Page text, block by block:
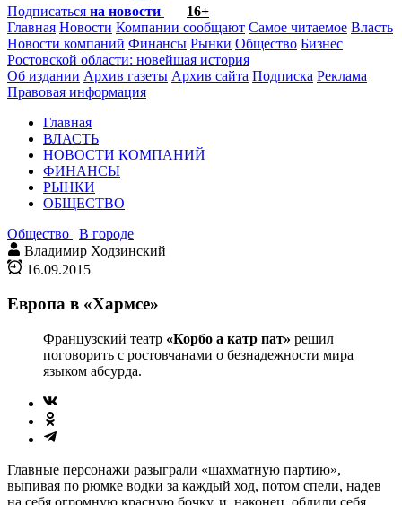
Подписаться на новости
16+
Главная Новости Компании сообщают Самое читаемое Власть
Новости компаний Финансы Рынки Общество Бизнес
Ростовской области: новейшая история
Об издании Архив газеты Архив сайта Подписка Реклама
Правовая информация
Главная
ВЛАСТЬ
НОВОСТИ КОМПАНИЙ
ФИНАНСЫ
РЫНКИ
ОБЩЕСТВО
Общество | В городе
Владимир Ходзинский
16.09.2015
Европа в «Хармсе»
Французский театр «Корбо а катр пат» решил
поговорить с ростовчанами о безнадежности мира
языком абсурда.
Главные персонажи разыграли «шахматную партию»,
выпивая по рюмке водки за каждый ход, потом спели, надев
на себя огромную красную бочку, и, наконец, облили себя